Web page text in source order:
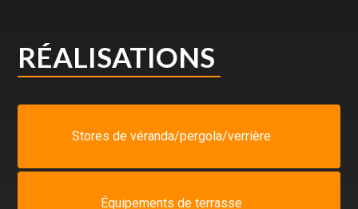
RÉALISATIONS
Stores de véranda/pergola/verrière
Équipements de terrasse